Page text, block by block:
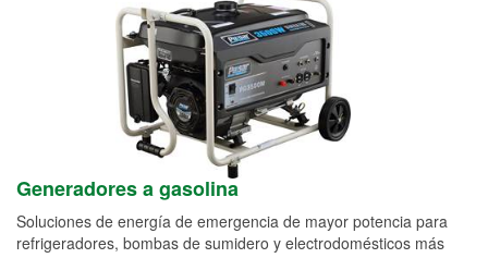
Generadores a gasolina
Soluciones de energía de emergencia de mayor potencia para
refrigeradores, bombas de sumidero y electrodomésticos más